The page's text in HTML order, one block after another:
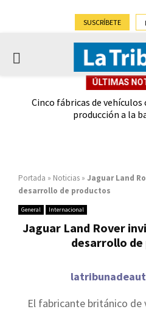
SUSCRÍBETE
PRIMARY
ÚLTIMAS
Cinco fábricas de
producción a la
Portada » Noticias » Jaguar Land
desarrollo de productos
General Internacional
Jaguar Land Rover
desarrollo
El fabricante británico de